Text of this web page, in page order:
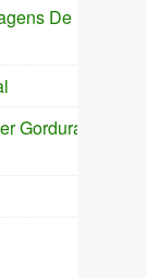
De
Gordura